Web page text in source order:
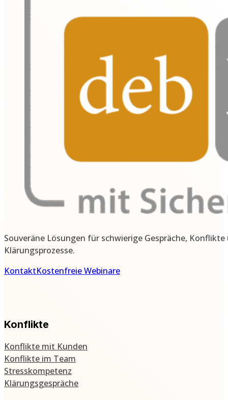
Souveräne Lösungen für schwierige Gespräche, Konflikte
Klärungsprozesse.
KontaktKostenfreie Webinare
Konflikte
Konflikte mit Kunden
Konflikte im Team
Stresskompetenz
Klärungsgespräche